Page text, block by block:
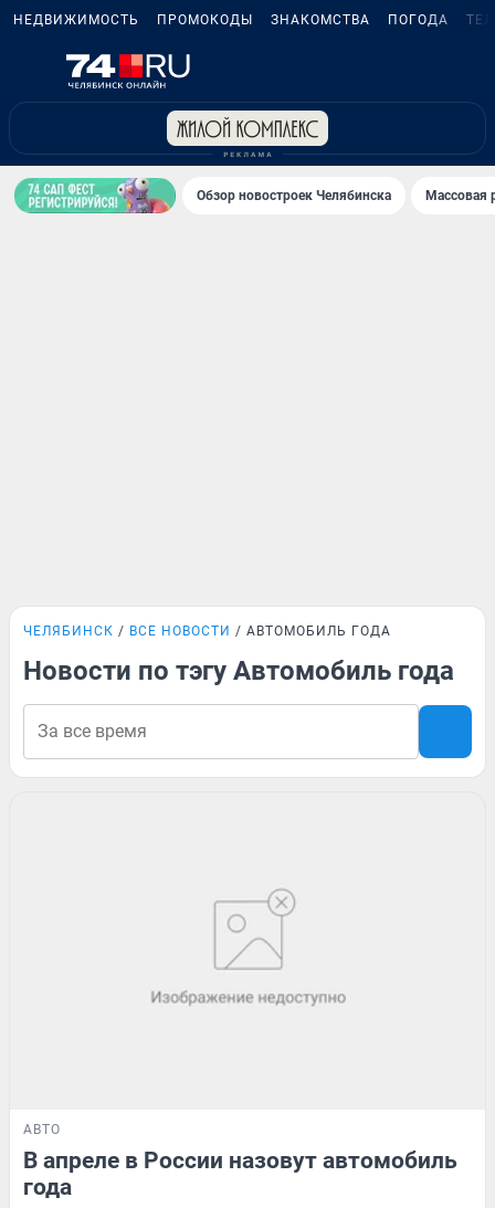
НЕДВИЖИМОСТЬ ПРОМОКОДЫ ЗНАКОМСТВА ПОГОДА
Обзор новостроек Челябинска Массовая
ЧЕЛЯБИНСК ВСЕ НОВОСТИ АВТОМОБИЛЬ ГОДА
Новости по тэгу Автомобиль года
АВТО
В апреле в России назовут автомобиль
года